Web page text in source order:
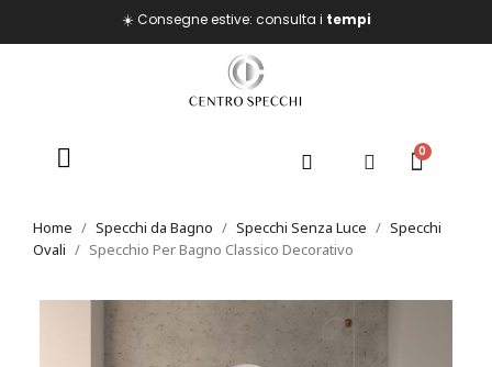
☀️ Consegne estive: consulta i tempi
Home Specchi da Bagno Specchi Senza Luce
Specchi
Ovali
Specchio Per Bagno Classico Decorativo